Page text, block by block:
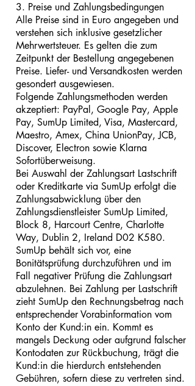
3. Preise und Zahlungsbedingungen
Alle Preise sind in Euro angegeben und
verstehen sich inklusive gesetzlicher
Mehrwertsteuer. Es gelten die zum
Zeitpunkt der Bestellung angegebenen
Preise. Liefer- und Versandkosten werden
gesondert ausgewiesen.
Folgende Zahlungsmethoden werden
akzeptiert: PayPal, Google Pay, Apple
Pay, SumUp Limited, Visa, Mastercard,
Maestro, Amex, China UnionPay, JCB,
Discover, Electron sowie Klarna
Sofortüberweisung.
Bei Auswahl der Zahlungsart Lastschrift
oder Kreditkarte via SumUp erfolgt die
Zahlungsabwicklung über den
Zahlungsdienstleister SumUp Limited,
Block 8, Harcourt Centre, Charlotte
Way, Dublin 2, Ireland D02 K580.
SumUp behält sich vor, eine
Bonitätsprüfung durchzuführen und im
Fall negativer Prüfung die Zahlungsart
abzulehnen. Bei Zahlung per Lastschrift
zieht SumUp den Rechnungsbetrag nach
entsprechender Vorabinformation vom
Konto der Kund:in ein. Kommt es
mangels Deckung oder aufgrund falscher
Kontodaten zur Rückbuchung, trägt die
Kund:in die hierdurch entstehenden
Gebühren, sofern diese zu vertreten sind.